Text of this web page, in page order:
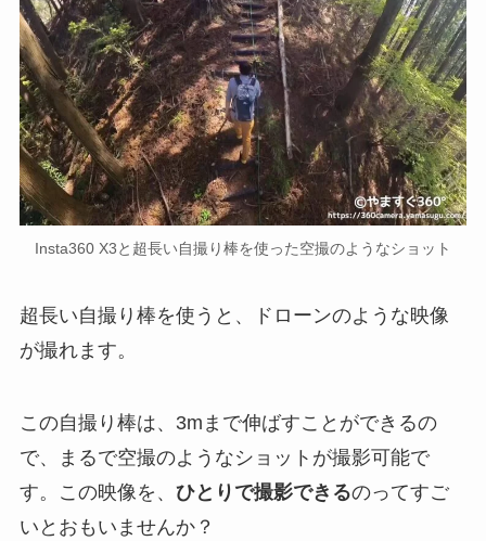
Insta360 X3と超長い自撮り棒を使った空撮のようなショット
超長い自撮り棒を使うと、ドローンのような映像
が撮れます。
この自撮り棒は、3mまで伸ばすことができるの
で、まるで空撮のようなショットが撮影可能で
す。この映像を、 ひとりで撮影できるのってすご
いとおもいませんか？